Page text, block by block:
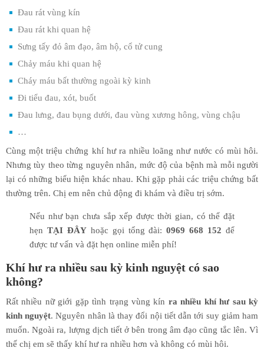
Đau rát vùng kín
Đau rát khi quan hệ
Sưng tấy đỏ âm đạo, âm hộ, cổ tử cung
Chảy máu khi quan hệ
Cháy máu bất thường ngoài kỳ kinh
Đi tiểu đau, xót, buốt
Đau lưng, đau bụng dưới, đau vùng xương hông, vùng chậu
…
Cùng một triệu chứng khí hư ra nhiều loãng như nước có mùi hôi.
Nhưng tùy theo từng nguyên nhân, mức độ của bệnh mà mỗi người
lại có những biểu hiện khác nhau. Khi gặp phải các triệu chứng bất
thường trên. Chị em nên chủ động đi khám và điều trị sớm.
Nếu như bạn chưa sắp xếp được thời gian, có thể đặt
hẹn TẠI ĐÂYhoặc gọi tổng đài:0969 668 152 để
được tư vấn và đặt hẹn online miễn phí!
Khí hư ra nhiều sau kỳ kinh nguyệt có sao
không?
Rất nhiều nữ giới gặp tình trạng vùng kín ra nhiều khí hư sau kỳ
kinh nguyệt. Nguyên nhân là thay đổi nội tiết dẫn tới suy giảm ham
muốn. Ngoài ra, lượng dịch tiết ở bên trong âm đạo cũng tắc lên. Vì
thế chị em sẽ thấy khí hư ra nhiều hơn và không có mùi hôi.